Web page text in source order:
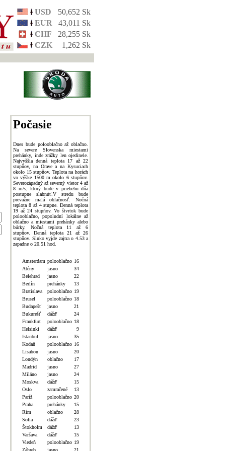
USD
50,652 Sk
EUR
43,011 Sk
CHF
28,255 Sk
CZK
1,262 Sk
Počasie
Dnes bude polooblačno až oblačno.
Na severe Slovenska miestami
prehánky, inde zrážky len ojedinele.
Najvyššia denná teplota 17 až 22
stupňov, na Orave a na Kysuciach
okolo 15 stupňov. Teplota na horách
vo výške 1500 m okolo 6 stupňov.
Severozápadný až severný vietor 4 až
8 m/s, ktorý bude v priebehu dňa
postupne slabnúť.V stredu bude
prevažne malá oblačnosť. Nočná
teplota 8 až 4 stupne. Denná teplota
19 až 24 stupňov. Vo štvrtok bude
polooblačno, popoludní lokálne až
oblačno a miestami prehánky alebo
búrky. Nočná teplota 11 až 6
stupňov. Denná teplota 21 až 26
stupňov. Slnko vyjde zajtra o 4.53 a
zapadne o 20.51 hod.
Amsterdam polooblačno 16
Atény
jasno
34
Belehrad
jasno
22
Berlín
prehánky
13
Bratislava
polooblačno 19
Brusel
polooblačno 18
Budapešť
jasno
21
Bukurešť
dážď
24
Frankfurt
polooblačno 18
Helsinki
dážď
9
Istanbul
jasno
35
Kodaň
polooblačno 16
Lisabon
jasno
20
Londýn
oblačno
17
Madrid
jasno
27
Miláno
jasno
24
Moskva
dážď
15
Oslo
zamračené
13
Paríž
polooblačno 20
Praha
prehánky
15
Rím
oblačno
28
Sofia
dážď
23
Štokholm
dážď
13
Varšava
dážď
15
Viedeň
polooblačno 19
Záhreb
jasno
21